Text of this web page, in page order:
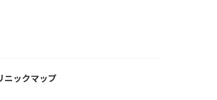
ニックマップ